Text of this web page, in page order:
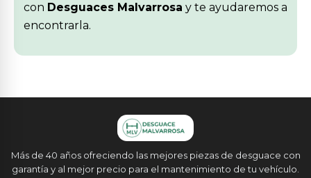
con Desguaces Malvarrosa y te ayudaremos a
encontrarla.
Más de 40 años ofreciendo las mejores piezas de desguace con
garantía y al mejor precio para el mantenimiento de tu vehículo.